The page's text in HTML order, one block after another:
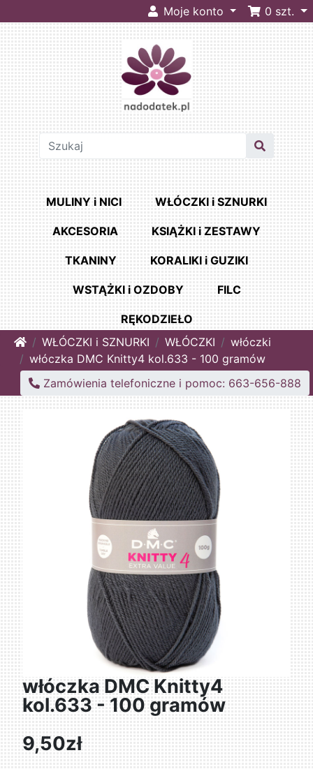
Moje konto 0 szt.
MULINY i NICI WŁÓCZKI i SZNURKI
AKCESORIA KSIĄŻKI i ZESTAWY
TKANINY KORALIKI i GUZIKI
WSTĄŻKI i OZDOBY FILC
RĘKODZIEŁO
HomeWŁÓCZKI i SZNURKI WŁÓCZKI
włóczki
włóczka DMC Knitty4 kol.633 - 100 gramów
Zamówienia telefoniczne i pomoc: 663-656-888
włóczka DMC Knitty4
kol.633 - 100 gramów
9,50zł